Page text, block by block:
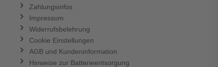
Zahlungsinfos
Impressum
Widerrufsbelehrung
Cookie Einstellungen
AGB und Kundeninformation
Hinweise zur Batterieentsorgung